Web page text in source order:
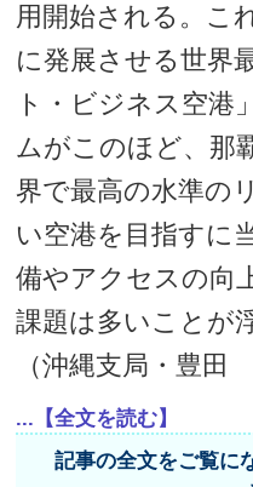
用開始される。こ
に発展させる世界
ト・ビジネス空港
ムがこのほど、那
界で最高の水準の
い空港を目指すに
備やアクセスの向
課題は多いことが
（沖縄支局・豊田
...【全文を読む】
記事の全文をご覧に